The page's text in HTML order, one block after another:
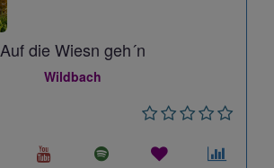
Auf die Wiesn geh´n
Wildbach